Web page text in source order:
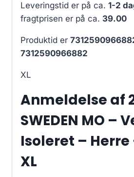
Leveringstid er på ca. 1-2
fragtprisen er på ca. 39.00
Produktid er
7312590966882
XL
Anmeldelse af
SWEDEN MO –
Isoleret – Herre
XL